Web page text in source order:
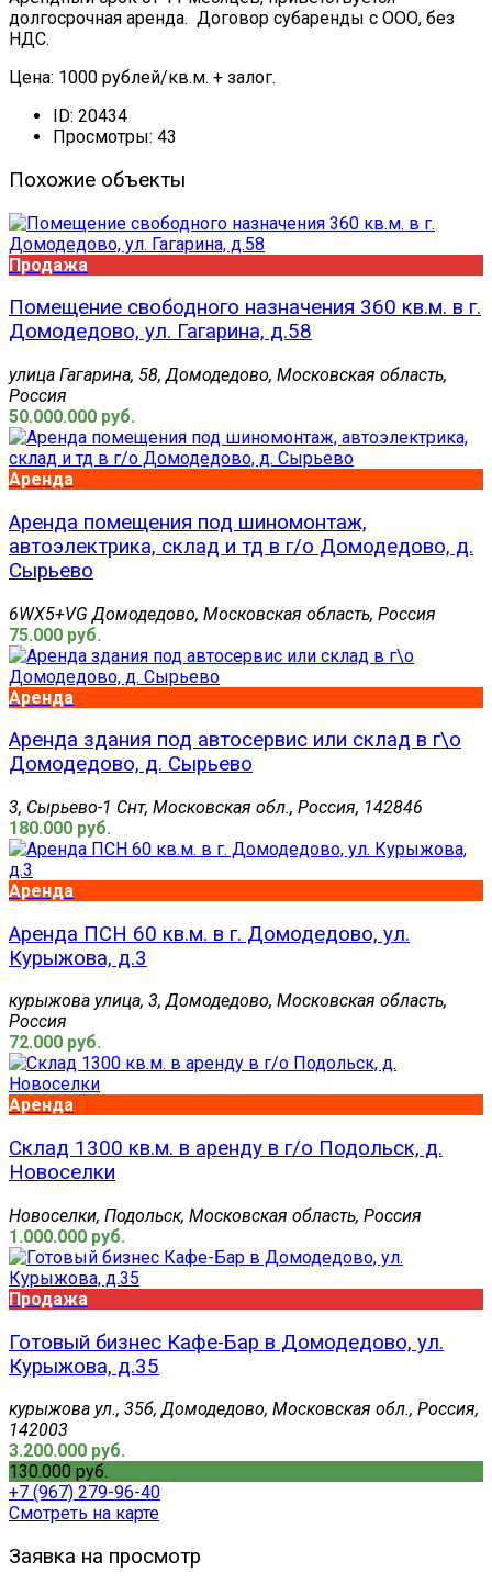
долгосрочная аренда. Договор субаренды с ООО, без
НДС.
Цена: 1000 рублей/кв.м. + залог.
ID: 20434
Просмотры: 43
Похожие объекты
Продажа
Помещение свободного назначения 360 кв.м. в г.
Домодедово, ул. Гагарина, д.58
улица Гагарина, 58, Домодедово, Московская область,
Россия
50.000.000 руб.
Аренда
Аренда помещения под шиномонтаж,
автоэлектрика, склад и тд в г/о Домодедово, д.
Сырьево
6WX5+VG Домодедово, Московская область, Россия
75.000 руб.
Аренда
Аренда здания под автосервис или склад в г\о
Домодедово, д. Сырьево
3, Сырьево-1 Снт, Московская обл., Россия, 142846
180.000 руб.
Аренда
Аренда ПСН 60 кв.м. в г. Домодедово, ул.
Курыжова, д.3
курыжова улица, 3, Домодедово, Московская область,
Россия
72.000 руб.
Аренда
Склад 1300 кв.м. в аренду в г/о Подольск, д.
Новоселки
Новоселки, Подольск, Московская область, Россия
1.000.000 руб.
Продажа
Готовый бизнес Кафе-Бар в Домодедово, ул.
Курыжова, д.35
курыжова ул., 35б, Домодедово, Московская обл., Россия,
142003
3.200.000 руб.
130.000 руб.
+7 (967) 279-96-40
Смотреть на карте
Заявка на просмотр